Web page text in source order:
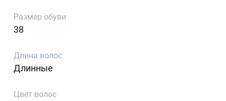
Размер обуви
38
Длина волос
Длинные
Цвет волос